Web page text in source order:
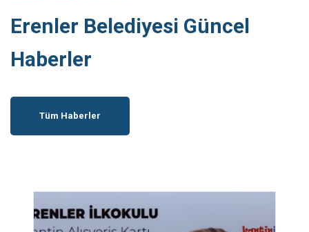
Erenler Belediyesi Güncel
Haberler
Tüm Haberler